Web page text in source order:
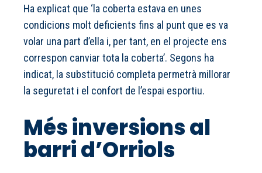
Ha explicat que ‘la coberta estava en unes
condicions molt deficients fins al punt que es va
volar una part d’ella i, per tant, en el projecte ens
correspon canviar tota la coberta’. Segons ha
indicat, la substitució completa permetrà millorar
la seguretat i el confort de l’espai esportiu.
Més inversions al
barri d’Orriols